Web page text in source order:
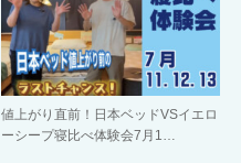
値上がり直前！日本ベッドVSイエロ
ーシープ寝比べ体験会7月1…